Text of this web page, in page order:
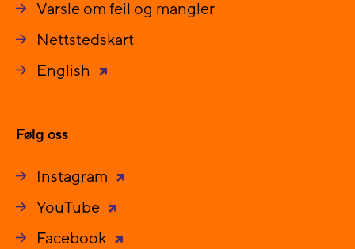
Varsle om feil og mangler
Nettstedskart
English
Følg oss
Instagram
YouTube
Facebook